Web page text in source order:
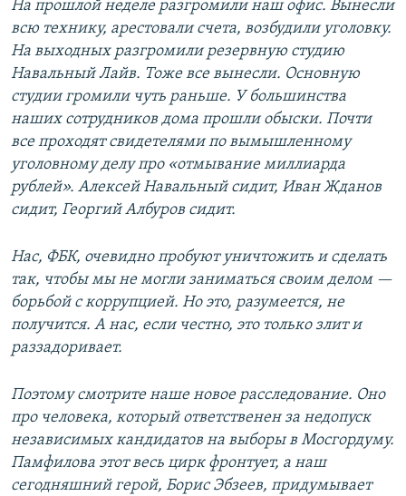
На прошлой неделе разгромили наш офис. Вынесли
всю технику, арестовали счета, возбудили уголовку.
На выходных разгромили резервную студию
Навальный Лайв. Тоже все вынесли. Основную
студии громили чуть раньше. У большинства
наших сотрудников дома прошли обыски. Почти
все проходят свидетелями по вымышленному
уголовному делу про «отмывание миллиарда
рублей». Алексей Навальный сидит, Иван Жданов
сидит, Георгий Албуров сидит.
Нас, ФБК, очевидно пробуют уничтожить и сделать
так, чтобы мы не могли заниматься своим делом —
борьбой с коррупцией. Но это, разумеется, не
получится. А нас, если честно, это только злит и
раззадоривает.
Поэтому смотрите наше новое расследование. Оно
про человека, который ответственен за недопуск
независимых кандидатов на выборы в Мосгордуму.
Памфилова этот весь цирк фронтует, а наш
сегодняшний герой, Борис Эбзеев, придумывает